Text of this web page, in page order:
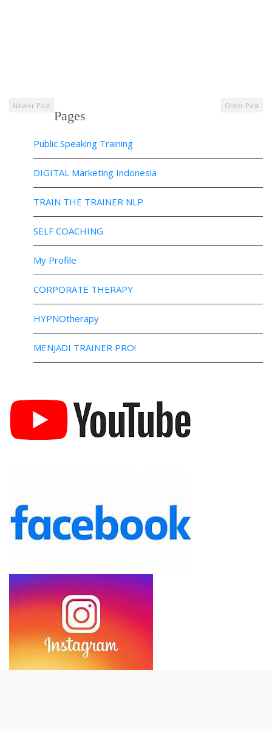
Newer Post Older Post
Pages
Public Speaking Training
DIGITAL Marketing Indonesia
TRAIN THE TRAINER NLP
SELF COACHING
My Profile
CORPORATE THERAPY
HYPNOtherapy
MENJADI TRAINER PRO!